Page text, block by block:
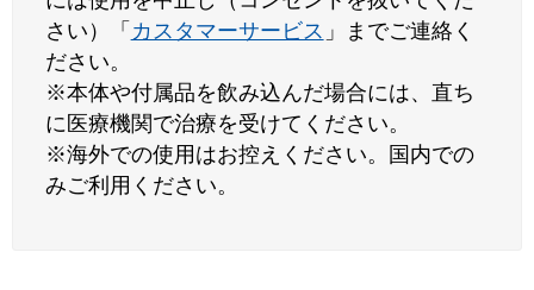
さい）「 カスタマーサービス 」までご連絡く
ださい。
※本体や付属品を飲み込んだ場合には、直ち
に医療機関で治療を受けてください。
※海外での使用はお控えください。国内での
みご利用ください。